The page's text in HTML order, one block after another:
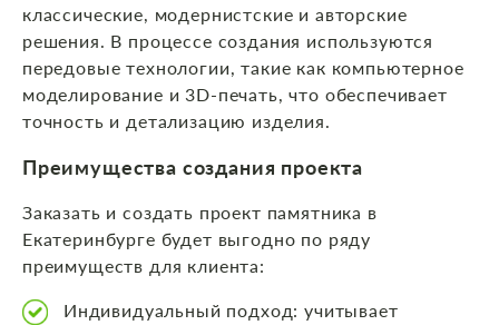
классические, модернистские и авторские
решения. В процессе создания используются
передовые технологии, такие как компьютерное
моделирование и 3D-печать, что обеспечивает
точность и детализацию изделия.
Преимущества создания проекта
Заказать и создать проект памятника в
Екатеринбурге будет выгодно по ряду
преимуществ для клиента:
Индивидуальный подход: учитывает